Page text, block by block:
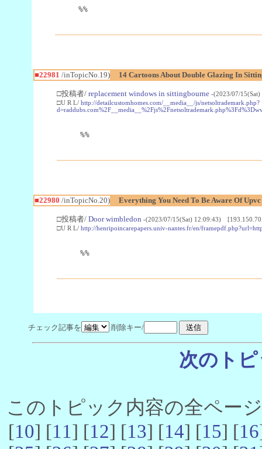
%%
■22981 /inTopicNo.19) 14 Cartoons About Double Glazing In
□投稿者/ replacement windows in sittingbourne -(2023/07/
□U R L/ http://detailcustomhomes.com/__media__/js/netsoltrademark.php?
%%
■22980 /inTopicNo.20) Everything You Need To Be Aware Of
□投稿者/ Door wimbledon -(2023/07/15(Sat) 12:09:43)
□U R L/ http://henripoincarepapers.univ-nantes.fr/en/
%%
チェック記事を 削除キー/
次のト
このトピック内容の全ペー
[10] [11] [12] [13] [14] [15] [16